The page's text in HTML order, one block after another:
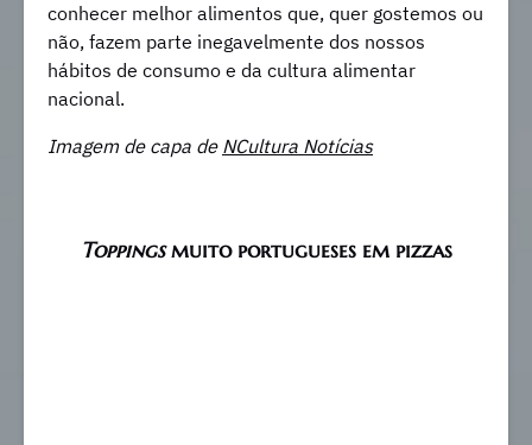
conhecer melhor alimentos que, quer gostemos ou
não, fazem parte inegavelmente dos nossos
hábitos de consumo e da cultura alimentar
nacional.
Imagem de capa de NCultura Notícias
Toppingsmuito portugueses em pizzas